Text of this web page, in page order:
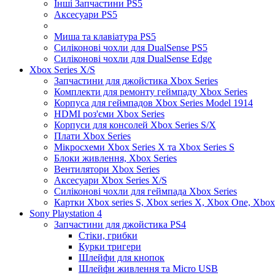
Інші Запчастини PS5
Аксесуари PS5
Миша та клавіатура PS5
Силіконові чохли для DualSense PS5
Силіконові чохли для DualSense Edge
Xbox Series X/S
Запчастини для джойстика Xbox Series
Комплекти для ремонту геймпаду Xbox Series
Корпуса для геймпадов Xbox Series Model 1914
HDMI роз'єми Xbox Series
Корпуси для консолей Xbox Series S/X
Плати Xbox Series
Мікросхеми Xbox Series X та Xbox Series S
Блоки живлення, Xbox Series
Вентилятори Xbox Series
Аксесуари Xbox Series X/S
Силіконові чохли для геймпада Xbox Series
Картки Xbox series S, Xbox series X, Xbox One,
Sony Playstation 4
Запчастини для джойстика PS4
Стіки, грибки
Курки тригери
Шлейфи для кнопок
Шлейфи живлення та Micro USB